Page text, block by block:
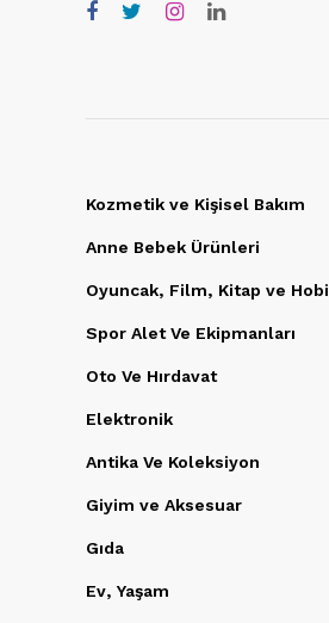
Kozmetik ve Kişisel Bakım
Anne Bebek Ürünleri
Oyuncak, Film, Kitap ve Hobi
Spor Alet Ve Ekipmanları
Oto Ve Hırdavat
Elektronik
Antika Ve Koleksiyon
Giyim ve Aksesuar
Gıda
Ev, Yaşam